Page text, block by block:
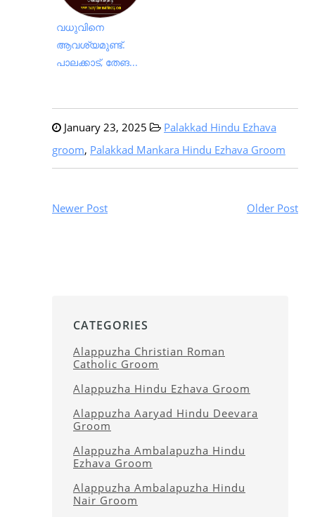
വധുവിനെ
ആവശ്യമുണ്ട്.
പാലക്കാട്, തേങ...
January 23, 2025
Palakkad Hindu Ezhava
groom, Palakkad Mankara Hindu Ezhava Groom
Newer Post Older Post
CATEGORIES
Alappuzha Christian Roman
Catholic Groom
Alappuzha Hindu Ezhava Groom
Alappuzha Aaryad Hindu Deevara
Groom
Alappuzha Ambalapuzha Hindu
Ezhava Groom
Alappuzha Ambalapuzha Hindu
Nair Groom